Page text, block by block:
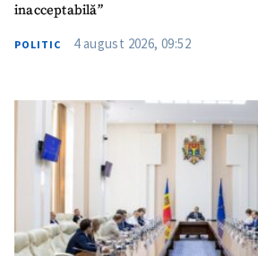
SUSȚINE
inacceptabilă”
POLITIC 4 august 2026, 09:52